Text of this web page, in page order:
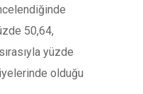
50,64,
yüzde
olduğu